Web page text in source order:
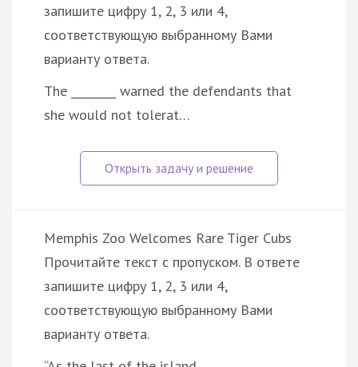
запишите цифру 1, 2, 3 или 4,
соответствующую выбранному Вами
варианту ответа.
The ________ warned the defendants that
she would not tolerat…
Memphis Zoo Welcomes Rare Tiger Cubs
Прочитайте текст с пропуском. В ответе
запишите цифру 1, 2, 3 или 4,
соответствующую выбранному Вами
варианту ответа.